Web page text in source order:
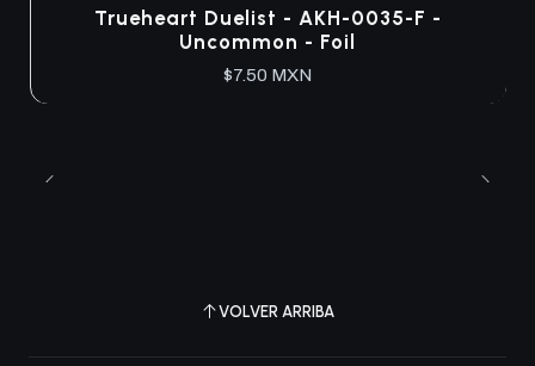
Trueheart Duelist - AKH-0035-F -
Uncommon - Foil
$7.50 MXN
VOLVER ARRIBA